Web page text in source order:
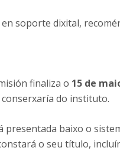
soporte dixital,
finaliza o 15 de
do instituto.
presentada baixo o
o seu título,